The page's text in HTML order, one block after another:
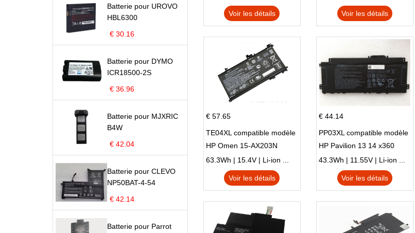
Batterie pour UROVO
HBL6300
€ 30.16
Batterie pour DYMO
ICR18500-2S
€ 36.96
Batterie pour MJXRIC
B4W
€ 42.04
Batterie pour CLEVO
NP50BAT-4-54
€ 42.14
Batterie pour Parrot
X705UN X705UD
Voir les détails Voir les détails
€ 57.65
TE04XL compatible modèle
HP Omen 15-AX203N
Omen 15 Series Pavilion 15
Series
63.3Wh | 15.4V | Li-ion ...
Voir les détails
€ 44.14
PP03XL compatible modèle
HP Pavilion 13 14 x360
L83388-AC1 L83388-421
HSTNN-LB8S M01118-421
M01144-005 13-BB 14-DV
43.3Wh | 11.55V | Li-ion ...
Voir les détails